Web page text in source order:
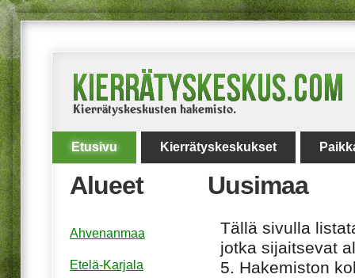
Etusivu Kierrätyskeskukset
Uusimaa
Tällä sivulla
jotka sijaitsevat
5. Hakemiston
Alueet
Ahvenanmaa
Etelä-Karjala